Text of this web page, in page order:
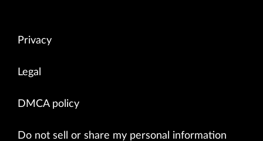
Privacy
Legal
DMCA policy
Do not sell or share my personal information